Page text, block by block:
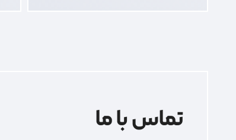
تماس با ما